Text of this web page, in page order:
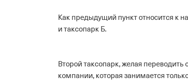
Как предыдущий пункт относится к
и таксопарк Б.
Второй таксопарк, желая
компании, которая занимается